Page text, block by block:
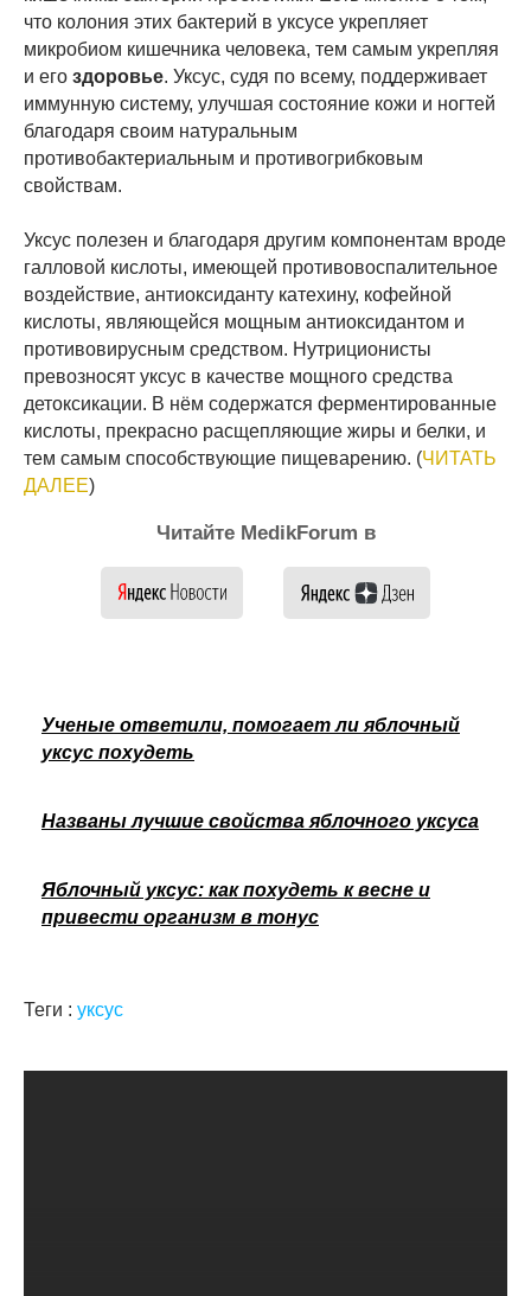
что колония этих бактерий в уксусе укрепляет
микробиом кишечника человека, тем самым укрепляя
и его здоровье. Уксус, судя по всему, поддерживает
иммунную систему, улучшая состояние кожи и ногтей
благодаря своим натуральным
противобактериальным и противогрибковым
свойствам.
Уксус полезен и благодаря другим компонентам вроде
галловой кислоты, имеющей противовоспалительное
воздействие, антиоксиданту катехину, кофейной
кислоты, являющейся мощным антиоксидантом и
противовирусным средством. Нутриционисты
превозносят уксус в качестве мощного средства
детоксикации. В нём содержатся ферментированные
кислоты, прекрасно расщепляющие жиры и белки, и
тем самым способствующие пищеварению. (ЧИТАТЬ
ДАЛЕЕ)
Читайте MedikForum в
Ученые ответили, помогает ли яблочный
уксус похудеть
Названы лучшие свойства яблочного уксуса
Яблочный уксус: как похудеть к весне и
привести организм в тонус
Теги : уксус